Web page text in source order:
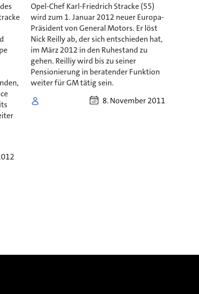
Opel-Chef Karl-Friedrich Stracke (55)
wird zum 1. Januar 2012 neuer Europa-
Präsident von General Motors. Er löst
Nick Reilly ab, der sich entschieden hat,
im März 2012 in den Ruhestand zu
gehen. Reilliy wird bis zu seiner
Pensionierung in beratender Funktion
weiter für GM tätig sein.
8. November 2011